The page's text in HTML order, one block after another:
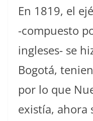
En 1819, el
-compuesto
ingleses- se
Bogotá,
por lo que
existía, ahora